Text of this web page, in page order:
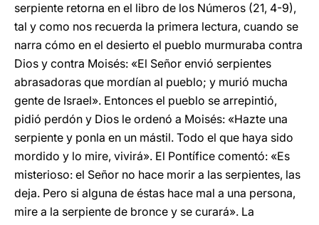
serpiente retorna en el libro de los Números (21, 4-9),
tal y como nos recuerda la primera lectura, cuando se
narra cómo en el desierto el pueblo murmuraba contra
Dios y contra Moisés: «El Señor envió serpientes
abrasadoras que mordían al pueblo; y murió mucha
gente de Israel». Entonces el pueblo se arrepintió,
pidió perdón y Dios le ordenó a Moisés: «Hazte una
serpiente y ponla en un mástil. Todo el que haya sido
mordido y lo mire, vivirá». El Pontífice comentó: «Es
misterioso: el Señor no hace morir a las serpientes, las
deja. Pero si alguna de éstas hace mal a una persona,
mire a la serpiente de bronce y se curará». La